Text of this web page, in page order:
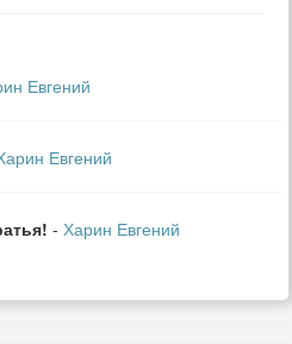
Евгений
Евгений
- Харин Евгений